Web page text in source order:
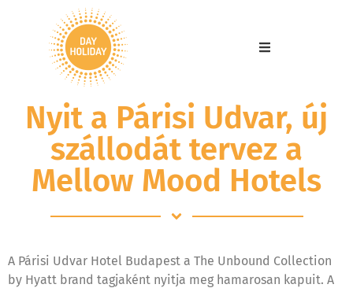
Nyit a Párisi Udvar, új
szállodát tervez a
Mellow Mood Hotels
A Párisi Udvar Hotel Budapest a The Unbound Collection
by Hyatt brand tagjaként nyitja meg hamarosan kapuit. A